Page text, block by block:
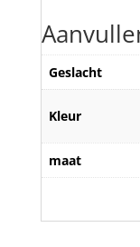
Geslacht
Kleur
maat